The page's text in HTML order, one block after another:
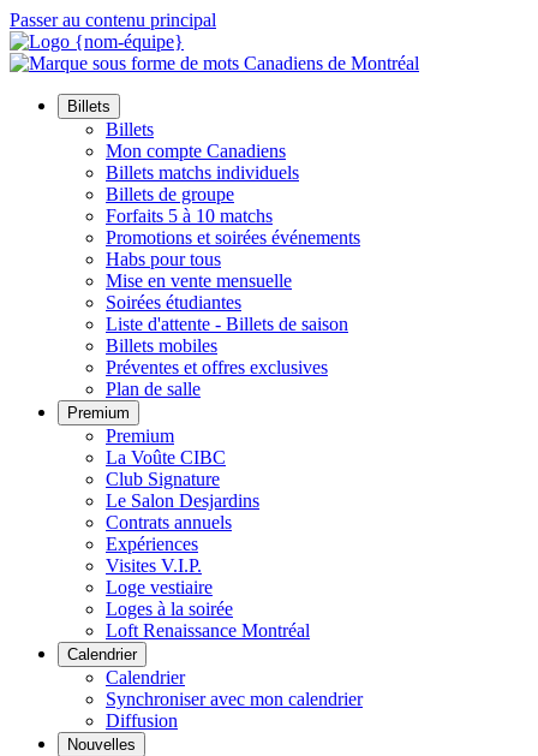
Passer au contenu principal
Billets
Billets
Mon compte Canadiens
Billets matchs individuels
Billets de groupe
Forfaits 5 à 10 matchs
Promotions et soirées événements
Habs pour tous
Mise en vente mensuelle
Soirées étudiantes
Liste d'attente - Billets de saison
Billets mobiles
Préventes et offres exclusives
Plan de salle
Premium
Premium
La Voûte CIBC
Club Signature
Le Salon Desjardins
Contrats annuels
Expériences
Visites V.I.P.
Loge vestiaire
Loges à la soirée
Loft Renaissance Montréal
Calendrier
Calendrier
Synchroniser avec mon calendrier
Diffusion
Nouvelles